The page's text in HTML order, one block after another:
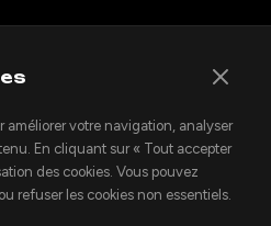
améliorer votre navigation, analyser
En cliquant sur « Tout accepter
des cookies. Vous pouvez
refuser les cookies non essentiels.